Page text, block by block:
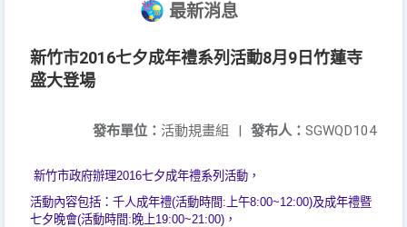
最新消息
新竹市2016七夕成年禮系列活動8月9日竹蓮寺
盛大登場
發布人： SGWQD104
發布單位： 活動規畫組 |
新竹市政府辦理2016七夕成年禮系列活動，
活動內容包括： 千人成年禮(活動時間:上午8:00~12:00)及成年禮暨
七夕晚會(活動時間:晚上19:00~21:00)，